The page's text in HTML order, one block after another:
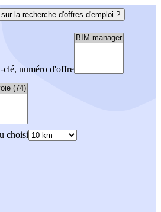
la recherche d'offres d'emploi ?
clé, numéro d'offre
choisi